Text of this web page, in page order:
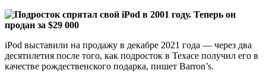
iPod выставили на продажу в декабре 2021 года — через два
десятилетия после того, как подросток в Техасе получил его в
качестве рождественского подарка, пишет Barron’s.